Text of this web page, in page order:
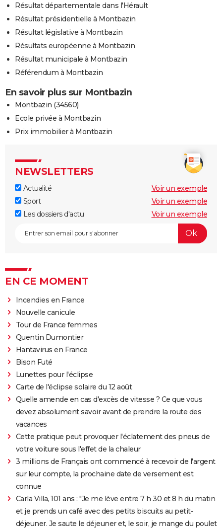
Résultat départementale dans l'Hérault
Résultat présidentielle à Montbazin
Résultat législative à Montbazin
Résultats européenne à Montbazin
Résultat municipale à Montbazin
Référendum à Montbazin
En savoir plus sur Montbazin
Montbazin (34560)
Ecole privée à Montbazin
Prix immobilier à Montbazin
NEWSLETTERS
Actualité
Voir un exemple
Sport
Voir un exemple
Les dossiers d'actu
Voir un exemple
EN CE MOMENT
Incendies en France
Nouvelle canicule
Tour de France femmes
Quentin Dumontier
Hantavirus en France
Bison Futé
Lunettes pour l'éclipse
Carte de l'éclipse solaire du 12 août
Quelle amende en cas d'excès de vitesse ? Ce que vous
devez absolument savoir avant de prendre la route des
vacances
Cette pratique peut provoquer l'éclatement des pneus de
votre voiture sous l'effet de la chaleur
3 millions de Français ont commencé à recevoir de l'argent
sur leur compte, la prochaine date de versement est
connue
Carla Villa, 101 ans : "Je me lève entre 7 h 30 et 8 h du matin
et je prends un café avec des petits biscuits au petit-
déjeuner. Je saute le déjeuner et, le soir, je mange du poulet